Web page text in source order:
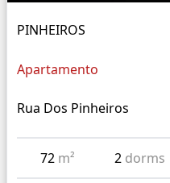
PINHEIROS
Apartamento
Rua Dos Pinheiros
72 m² 2 dorms